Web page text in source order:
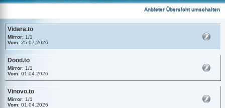
Anbieter Übersicht umschalten
Vidara.to
Mirror: 1/1
Vom: 25.07.2026
Dood.to
Mirror: 1/1
Vom: 01.04.2026
Vinovo.to
Mirror: 1/1
Vom: 01.04.2026